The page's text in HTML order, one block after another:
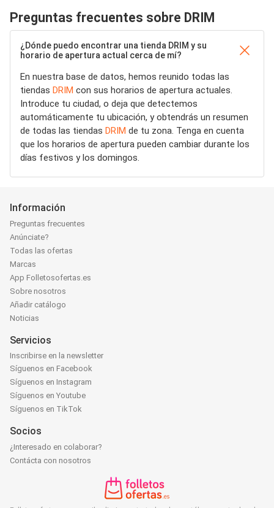
Preguntas frecuentes sobre DRIM
¿Dónde puedo encontrar una tienda DRIM y su
horario de apertura actual cerca de mí?
En nuestra base de datos, hemos reunido todas las
tiendas DRIM con sus horarios de apertura actuales.
Introduce tu ciudad, o deja que detectemos
automáticamente tu ubicación, y obtendrás un resumen
de todas las tiendas DRIM de tu zona. Tenga en cuenta
que los horarios de apertura pueden cambiar durante los
días festivos y los domingos.
Información
Preguntas frecuentes
Anúnciate?
Todas las ofertas
Marcas
App Folletosofertas.es
Sobre nosotros
Añadir catálogo
Noticias
Servicios
Inscribirse en la newsletter
Síguenos en Facebook
Síguenos en Instagram
Síguenos en Youtube
Síguenos en TikTok
Socios
¿Interesado en colaborar?
Contácta con nosotros